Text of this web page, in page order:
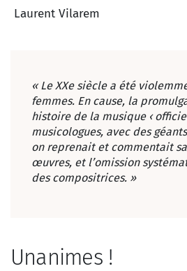
Laurent Vilarem
« Le XXe siècle a été
femmes. En cause, la
histoire de la musique ‹
musicologues, avec des
on reprenait et commentait
œuvres, et l’omission
des compositrices. »
Unanimes !